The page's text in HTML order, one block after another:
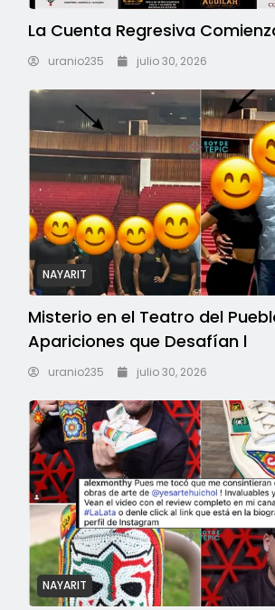
La Cuenta Regresiva
uranio235 julio 30, 2026
NAYARIT
Misterio en el Teatro del
Apariciones que Desafían l
uranio235 julio 30, 2026
NAYARIT